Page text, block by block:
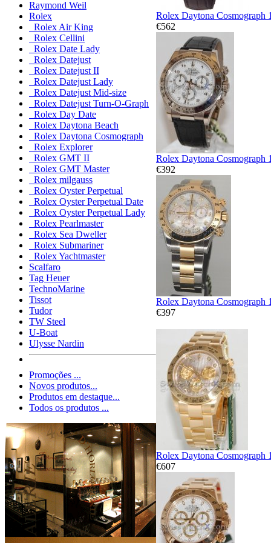
Raymond Weil
Rolex
Rolex Air King
Rolex Cellini
Rolex Date Lady
Rolex Datejust
Rolex Datejust II
Rolex Datejust Lady
Rolex Datejust Mid-size
Rolex Datejust Turn-O-Graph
Rolex Day Date
Rolex Daytona Beach
Rolex Daytona Cosmograph
Rolex Explorer
Rolex GMT II
Rolex GMT Master
Rolex milgauss
Rolex Oyster Perpetual
Rolex Oyster Perpetual Date
Rolex Oyster Perpetual Lady
Rolex Pearlmaster
Rolex Sea Dweller
Rolex Submariner
Rolex Yachtmaster
Scalfaro
Tag Heuer
TechnoMarine
Tissot
Tudor
TW Steel
U-Boat
Ulysse Nardin
Promoções ...
Novos produtos...
Produtos em destaque...
Todos os produtos ...
Rolex Daytona Cosmograph
€562
Rolex Daytona Cosmograph
€392
Rolex Daytona Cosmograph
€397
Rolex Daytona Cosmograph
€607